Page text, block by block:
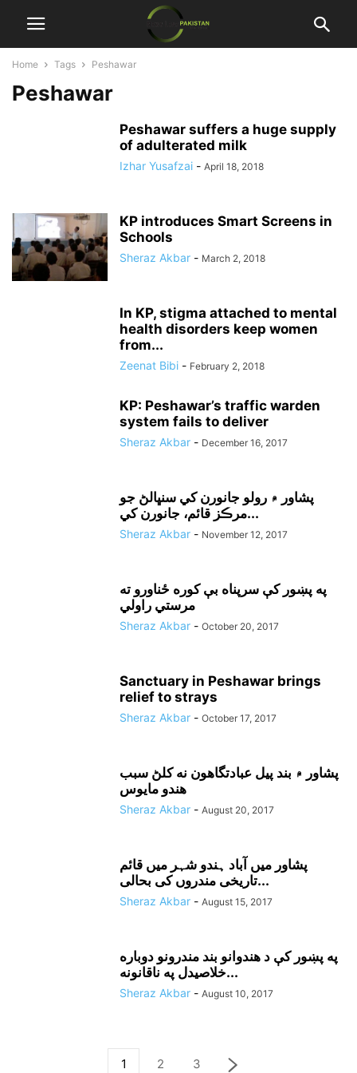
Home Tags Peshawar
Peshawar
Peshawar suffers a huge supply
of adulterated milk
Izhar Yusafzai - April 18, 2018
KP introduces Smart Screens in
Schools
Sheraz Akbar - March 2, 2018
In KP, stigma attached to mental
health disorders keep women
from...
Zeenat Bibi - February 2, 2018
KP: Peshawar’s traffic warden
system fails to deliver
Sheraz Akbar - December 16, 2017
پشاور ۾ رولو جانورن کي سنڀالڻ جو
مرڪز قائم، جانورن کي...
Sheraz Akbar - November 12, 2017
په پښور کې سرپناه بې کوره ځناورو ته
مرستي راولي
Sheraz Akbar - October 20, 2017
Sanctuary in Peshawar brings
relief to strays
Sheraz Akbar - October 17, 2017
پشاور ۾ بند پيل عبادتگاهون نه کلڻ سبب
هندو مايوس
Sheraz Akbar - August 20, 2017
پشاور میں آباد ہندو شہر میں قائم
تاریخی مندروں کی بحالی...
Sheraz Akbar - August 15, 2017
په پښور کې د هندوانو بند مندرونو دوباره
خلاصيدل په ناقانونه...
Sheraz Akbar - August 10, 2017
1 2 3